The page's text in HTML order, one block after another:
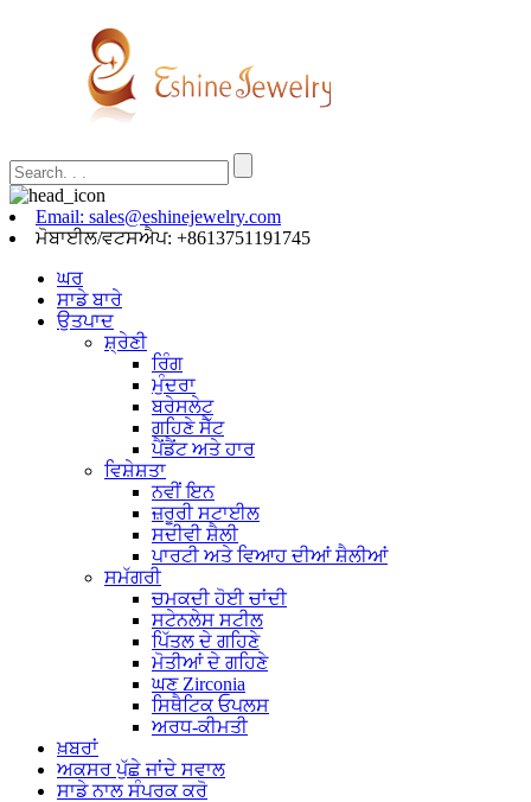
Email: sales@eshinejewelry.com
ਮੋਬਾਈਲ/ਵਟਸਐਪ: +8613751191745
ਘਰ
ਸਾਡੇ ਬਾਰੇ
ਉਤਪਾਦ
ਸ਼੍ਰੇਣੀ
ਰਿੰਗ
ਮੁੰਦਰਾ
ਬਰੇਸਲੇਟ
ਗਹਿਣੇ ਸੈੱਟ
ਪੈਂਡੈਂਟ ਅਤੇ ਹਾਰ
ਵਿਸ਼ੇਸ਼ਤਾ
ਨਵੀਂ ਇਨ
ਜ਼ਰੂਰੀ ਸਟਾਈਲ
ਸਦੀਵੀ ਸ਼ੈਲੀ
ਪਾਰਟੀ ਅਤੇ ਵਿਆਹ ਦੀਆਂ ਸ਼ੈਲੀਆਂ
ਸਮੱਗਰੀ
ਚਮਕਦੀ ਹੋਈ ਚਾਂਦੀ
ਸਟੇਨਲੇਸ ਸਟੀਲ
ਪਿੱਤਲ ਦੇ ਗਹਿਣੇ
ਮੋਤੀਆਂ ਦੇ ਗਹਿਣੇ
ਘਣ Zirconia
ਸਿਥੈਟਿਕ ਓਪਲਸ
ਅਰਧ-ਕੀਮਤੀ
ਖ਼ਬਰਾਂ
ਅਕਸਰ ਪੁੱਛੇ ਜਾਂਦੇ ਸਵਾਲ
ਸਾਡੇ ਨਾਲ ਸੰਪਰਕ ਕਰੋ